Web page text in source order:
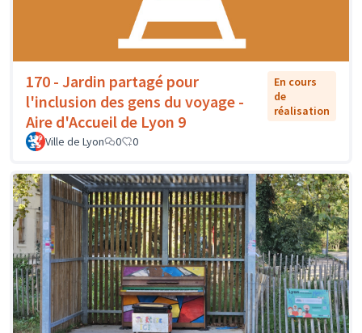
170 - Jardin partagé pour
l'inclusion des gens du voyage -
Aire d'Accueil de Lyon 9
En cours
de
réalisation
Ville de Lyon 0 0